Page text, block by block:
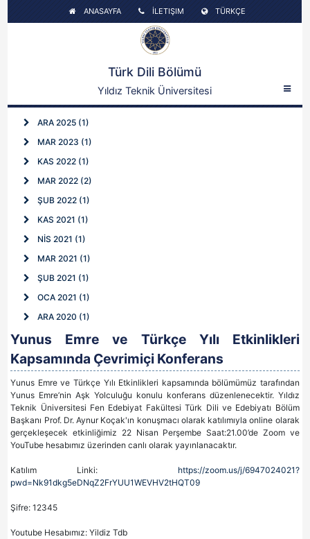
ANASAYFA İLETIŞIM TÜRKÇE
Türk Dili Bölümü
Yıldız Teknik Üniversitesi
ARA 2025 (1)
MAR 2023 (1)
KAS 2022 (1)
MAR 2022 (2)
ŞUB 2022 (1)
KAS 2021 (1)
NİS 2021 (1)
MAR 2021 (1)
ŞUB 2021 (1)
OCA 2021 (1)
ARA 2020 (1)
Yunus Emre ve Türkçe Yılı Etkinlikleri
Kapsamında Çevrimiçi Konferans
Yunus Emre ve Türkçe Yılı Etkinlikleri kapsamında bölümümüz tarafından
Yunus Emre’nin Aşk Yolculuğu konulu konferans düzenlenecektir. Yıldız
Teknik Üniversitesi Fen Edebiyat Fakültesi Türk Dili ve Edebiyatı Bölüm
Başkanı Prof. Dr. Aynur Koçak'ın konuşmacı olarak katılımıyla online olarak
gerçekleşecek etkinliğimiz 22 Nisan Perşembe Saat:21.00’de Zoom ve
YouTube hesabımız üzerinden canlı olarak yayınlanacaktır.
Katılım Linki: https://zoom.us/j/6947024021?
pwd=Nk91dkg5eDNqZ2FrYUU1WEVHV2tHQT09
Şifre: 12345
Youtube Hesabımız: Yildiz Tdb